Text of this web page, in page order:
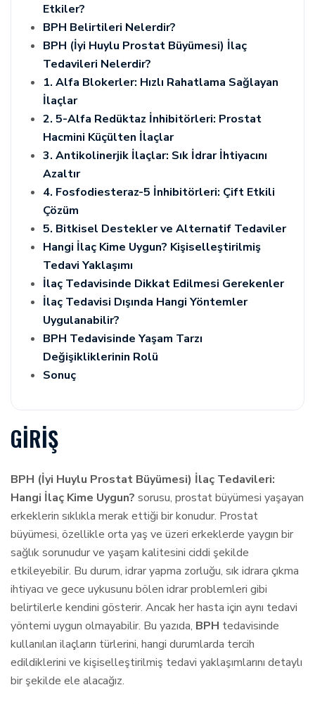
Etkiler?
BPH Belirtileri Nelerdir?
BPH (İyi Huylu Prostat Büyümesi) İlaç
Tedavileri Nelerdir?
1. Alfa Blokerler: Hızlı Rahatlama Sağlayan
İlaçlar
2. 5-Alfa Redüktaz İnhibitörleri: Prostat
Hacmini Küçülten İlaçlar
3. Antikolinerjik İlaçlar: Sık İdrar İhtiyacını
Azaltır
4. Fosfodiesteraz-5 İnhibitörleri: Çift Etkili
Çözüm
5. Bitkisel Destekler ve Alternatif Tedaviler
Hangi İlaç Kime Uygun? Kişiselleştirilmiş
Tedavi Yaklaşımı
İlaç Tedavisinde Dikkat Edilmesi Gerekenler
İlaç Tedavisi Dışında Hangi Yöntemler
Uygulanabilir?
BPH Tedavisinde Yaşam Tarzı
Değişikliklerinin Rolü
Sonuç
GIRIŞ
BPH (İyi Huylu Prostat Büyümesi) İlaç Tedavileri:
Hangi İlaç Kime Uygun? sorusu, prostat büyümesi yaşayan
erkeklerin sıklıkla merak ettiği bir konudur. Prostat
büyümesi, özellikle orta yaş ve üzeri erkeklerde yaygın bir
sağlık sorunudur ve yaşam kalitesini ciddi şekilde
etkileyebilir. Bu durum, idrar yapma zorluğu, sık idrara çıkma
ihtiyacı ve gece uykusunu bölen idrar problemleri gibi
belirtilerle kendini gösterir. Ancak her hasta için aynı tedavi
yöntemi uygun olmayabilir. Bu yazıda, BPH tedavisinde
kullanılan ilaçların türlerini, hangi durumlarda tercih
edildiklerini ve kişiselleştirilmiş tedavi yaklaşımlarını detaylı
bir şekilde ele alacağız.